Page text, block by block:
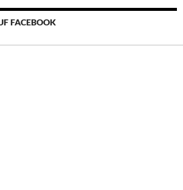
FACEBOOK